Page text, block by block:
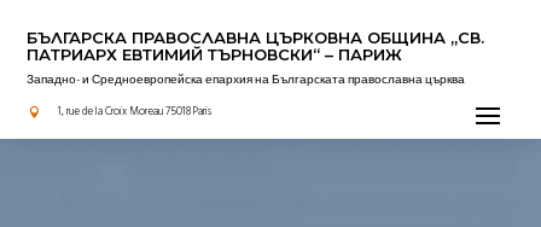
БЪЛГАРСКА ПРАВОСЛАВНА ЦЪРКОВНА OБЩИНА „СВ.
ПАТРИАРХ ЕВТИМИЙ ТЪРНОВСКИ“ – ПАРИЖ
Западно- и Средноевропейска епархия на Българската православна църква
 1, rue de la Croix Moreau 75018 Paris
Актуално